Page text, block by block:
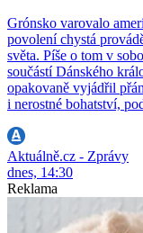
Grónsko varovalo
povolení chystá
světa. Píše o tom v
součástí Dánského
opakovaně vyjádřil
i nerostné bohatství,
Aktuálně.cz - Zprávy
dnes, 14:30
Reklama